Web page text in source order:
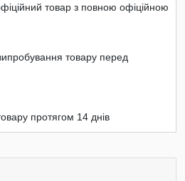
товар з повною офіційною
товару перед
протягом 14 днів